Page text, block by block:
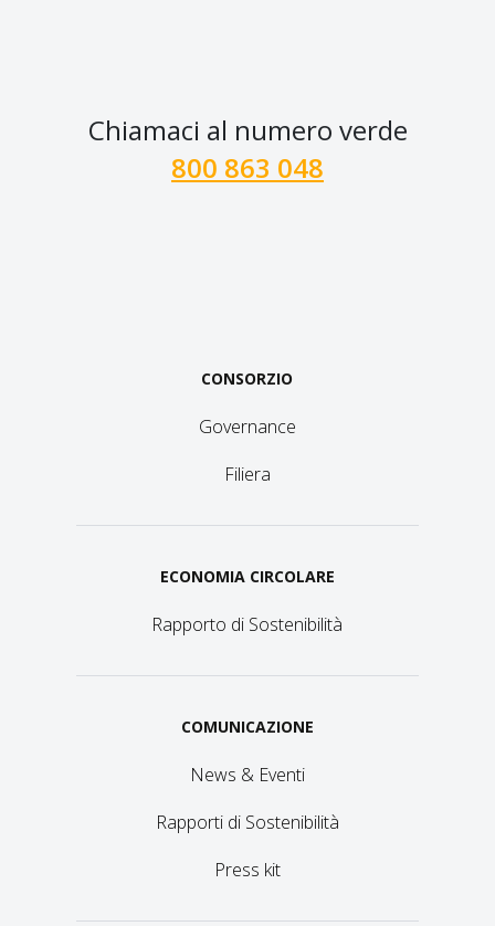
Chiamaci al numero verde
800 863 048
CONSORZIO
Governance
Filiera
ECONOMIA CIRCOLARE
Rapporto di Sostenibilità
COMUNICAZIONE
News & Eventi
Rapporti di Sostenibilità
Press kit